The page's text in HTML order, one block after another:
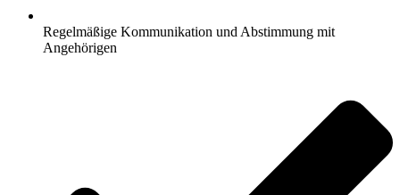
Regelmäßige Kommunikation und Abstimmung mit
Angehörigen